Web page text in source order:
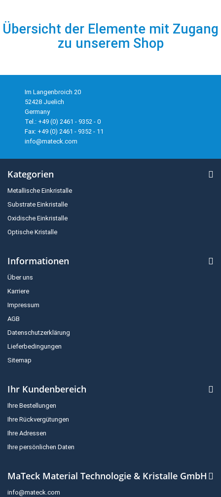
Übersicht der Elemente mit Zugang
zu unserem Shop
Im Langenbroich 20
52428 Juelich
Germany
Tel.: +49 (0) 2461 - 9352 - 0
Fax: +49 (0) 2461 - 9352 - 11
info@mateck.com
Kategorien
Metallische Einkristalle
Substrate Einkristalle
Oxidische Einkristalle
Optische Kristalle
Informationen
Über uns
Karriere
Impressum
AGB
Datenschutzerklärung
Lieferbedingungen
Sitemap
Ihr Kundenbereich
Ihre Bestellungen
Ihre Rückvergütungen
Ihre Adressen
Ihre persönlichen Daten
MaTeck Material Technologie & Kristalle GmbH
info@mateck.com